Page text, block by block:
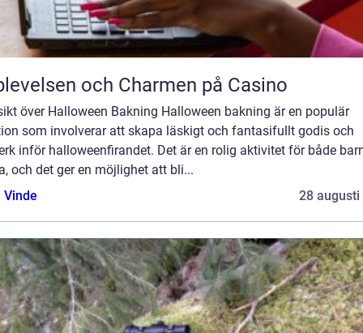
och Charmen på Casino
över Halloween Bakning Halloween bakning är en populär
som involverar att skapa läskigt och fantasifullt godis och
inför halloweenfirandet. Det är en rolig aktivitet för både
och det ger en möjlighet att bli...
Vinde
28 augusti